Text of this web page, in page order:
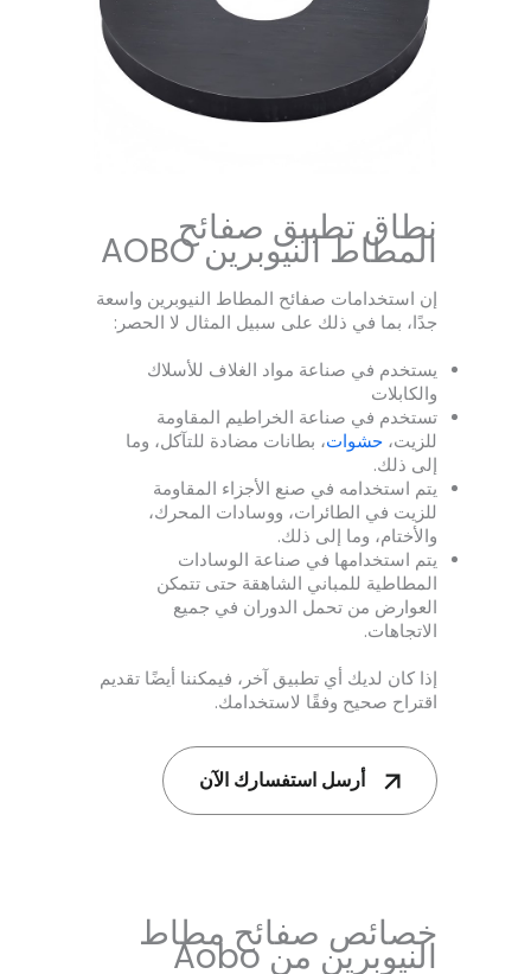
نطاق تطبيق صفائح
المطاط النيوبرين AOBO
إن استخدامات صفائح المطاط النيوبرين واسعة
جدًا، بما في ذلك على سبيل المثال لا الحصر:
يستخدم في صناعة مواد الغلاف للأسلاك
والكابلات
تستخدم في صناعة الخراطيم المقاومة
للزيت، حشوات، بطانات مضادة للتآكل، وما
إلى ذلك.
يتم استخدامه في صنع الأجزاء المقاومة
للزيت في الطائرات، ووسادات المحرك،
والأختام، وما إلى ذلك.
يتم استخدامها في صناعة الوسادات
المطاطية للمباني الشاهقة حتى تتمكن
العوارض من تحمل الدوران في جميع
الاتجاهات.
إذا كان لديك أي تطبيق آخر، فيمكننا أيضًا تقديم
اقتراح صحيح وفقًا لاستخدامك.
أرسل استفسارك الآن
خصائص صفائح مطاط
النيوبرين من Aobo